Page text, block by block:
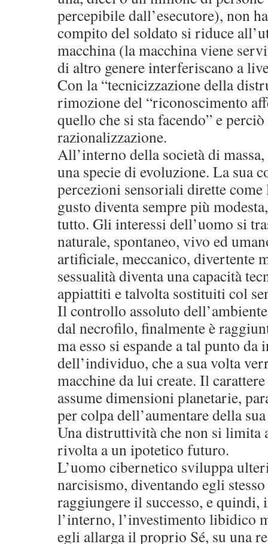
percepibile dall’esecutore), non
compito del soldato si riduce
macchina (la macchina viene
di altro genere interferiscano a
Con la “tecnicizzazione della
rimozione del “riconoscimento
quello che si sta facendo” e perciò
razionalizzazione.
All’interno della società di
una specie di evoluzione. La sua
percezioni sensoriali dirette
gusto diventa sempre più
tutto. Gli interessi dell’uomo si
naturale, spontaneo, vivo ed
artificiale, meccanico, divertente
sessualità diventa una capacità
appiattiti e talvolta sostituiti col
Il controllo assoluto
dal necrofilo, finalmente è
ma esso si espande a tal punto da
dell’individuo, che a sua volta
macchine da lui create. Il
assume dimensioni planetarie,
per colpa dell’aumentare della
Una distruttività che non si limita
rivolta a un ipotetico futuro.
L’uomo cibernetico sviluppa
narcisismo, diventando egli
raggiungere il successo, e quindi,
l’interno, l’investimento libidico
egli allarga il proprio Sé, su una